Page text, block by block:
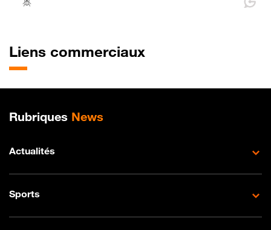
Liens commerciaux
Plan de site
Rubriques News
Actualités
Sports